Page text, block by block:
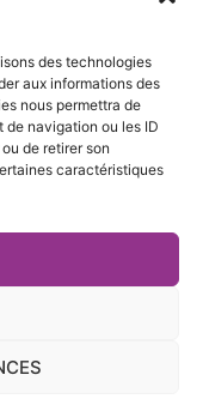
des technologies
aux informations des
nous permettra de
de navigation ou les ID
de retirer son
caractéristiques
réseau Français
plus de
du